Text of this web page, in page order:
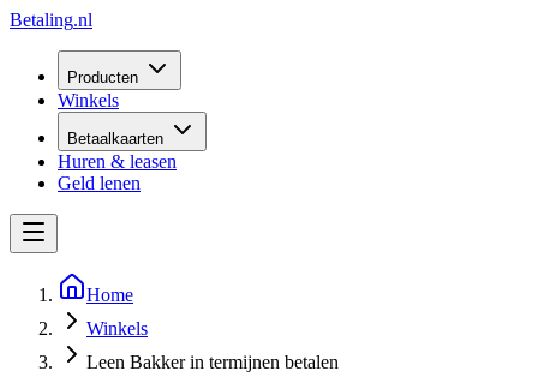
Betaling.nl
Producten
Winkels
Betaalkaarten
Huren & leasen
Geld lenen
Home
Winkels
Leen Bakker in termijnen betalen